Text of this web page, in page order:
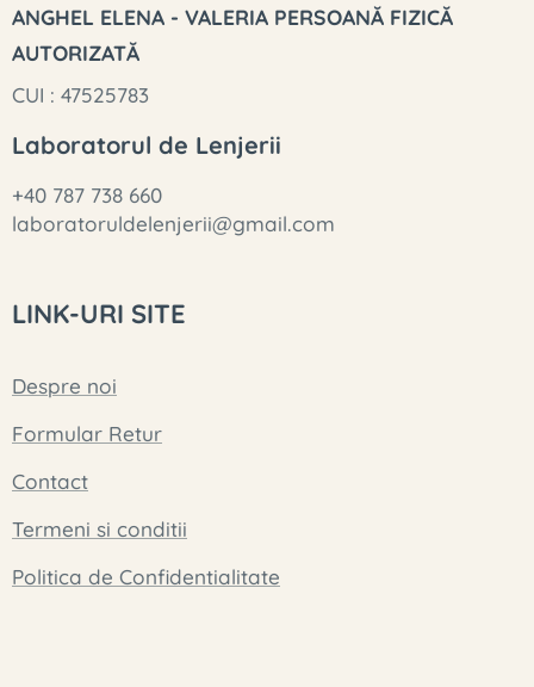
ANGHEL ELENA - VALERIA PERSOANĂ FIZICĂ
AUTORIZATĂ
CUI : 47525783
Laboratorul de Lenjerii
+40 787 738 660
laboratoruldelenjerii@gmail.com
LINK-URI SITE
Despre noi
Formular Retur
Contact
Termeni si conditii
Politica de Confidentialitate